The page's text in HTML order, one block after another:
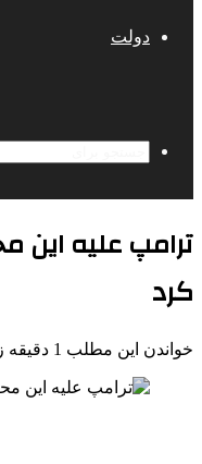
دولت
ترامپ علیه این
کرد
خواندن این مطلب 1 دقیقه زمان میبرد